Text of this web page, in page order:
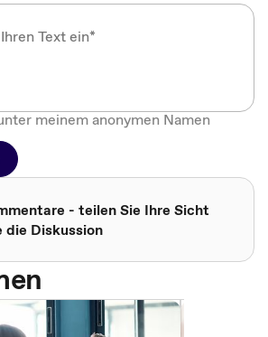
meinem anonymen Namen
- teilen Sie Ihre Sicht
die Diskussion